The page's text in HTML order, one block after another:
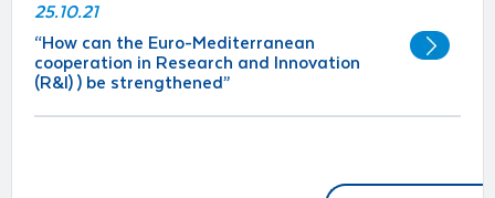
25.10.21
“How can the Euro-Mediterranean
cooperation in Research and Innovation
(R&I) ) be strengthened”